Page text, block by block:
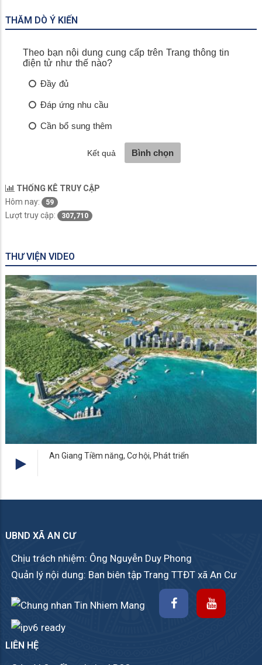
THĂM DÒ Ý KIẾN
THỐNG KÊ TRUY CẬP
Hôm nay:
59
Lượt truy cập: 307,710
THƯ VIỆN VIDEO
An Giang Tiềm năng, Cơ hội, Phát triển
UBND XÃ AN CƯ
Chịu trách nhiệm: Ông Nguyễn Duy Phong
Quản lý nội dung: Ban biên tập Trang TTĐT xã An Cư
LIÊN HỆ